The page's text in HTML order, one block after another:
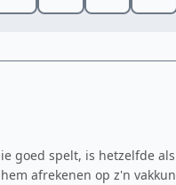
goed spelt, is hetzelfde
afrekenen op z'n